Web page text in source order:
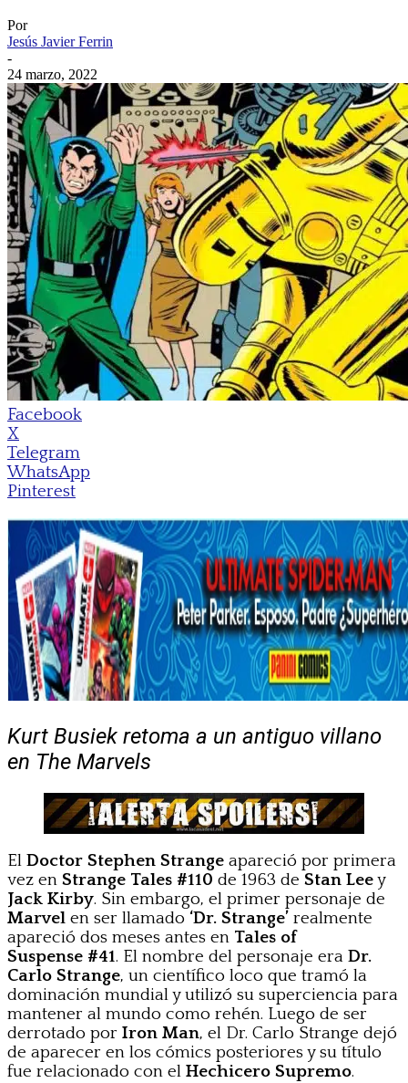
Por
Jesús Javier Ferrin
-
24 marzo, 2022
Facebook
X
Telegram
WhatsApp
Pinterest
Kurt Busiek retoma a un antiguo villano
en The Marvels
El Doctor Stephen Strange apareció por primera
vez en Strange Tales #110 de 1963 de Stan Leey
Jack Kirby. Sin embargo, el primer personaje de
Marvel en ser llamado ‘Dr. Strange’ realmente
apareció dos meses antes en Tales of
Suspense #41. El nombre del personaje era Dr.
Carlo Strange, un científico loco que tramó la
dominación mundial y utilizó su superciencia para
mantener al mundo como rehén. Luego de ser
derrotado por Iron Man, el Dr. Carlo Strange dejó
de aparecer en los cómics posteriores y su título
fue relacionado con el Hechicero Supremo.